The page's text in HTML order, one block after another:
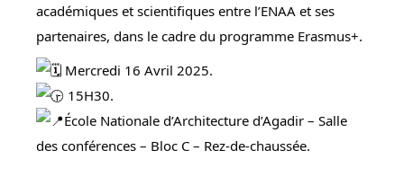
académiques et scientifiques entre l’ENAA et ses
partenaires, dans le cadre du programme Erasmus+.
Mercredi 16 Avril 2025.
15H30.
École Nationale d’Architecture d’Agadir – Salle
des conférences – Bloc C – Rez-de-chaussée.